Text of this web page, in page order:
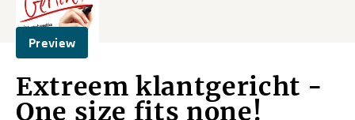
Preview
Extreem klantgericht -
One size fits none!